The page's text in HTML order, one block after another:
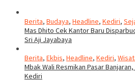
Berita, Budaya, Headline, Kediri,
Mas Dhito Cek Kantor Baru
Sri Aji Jayabaya
Berita, Ekbis, Headline, Kediri,
Mbak Wali Resmikan Pasar
Kediri